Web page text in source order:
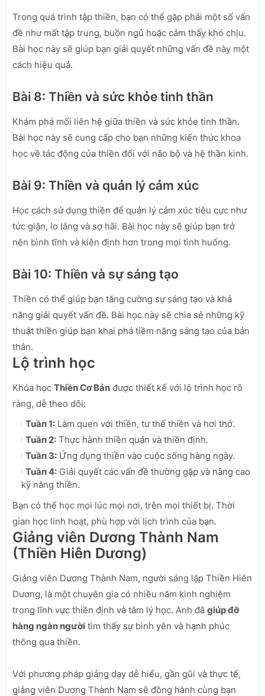
Trong quá trình tập thiền, bạn có thể gặp phải một số vấn
đề như mất tập trung, buồn ngủ hoặc cảm thấy khó chịu.
Bài học này sẽ giúp bạn giải quyết những vấn đề này một
cách hiệu quả.
Bài 8: Thiền và sức khỏe tinh thần
Khám phá mối liên hệ giữa thiền và sức khỏe tinh thần.
Bài học này sẽ cung cấp cho bạn những kiến thức khoa
học về tác động của thiền đối với não bộ và hệ thần kinh.
Bài 9: Thiền và quản lý cảm xúc
Học cách sử dụng thiền để quản lý cảm xúc tiêu cực như
tức giận, lo lắng và sợ hãi. Bài học này sẽ giúp bạn trở
nên bình tĩnh và kiên định hơn trong mọi tình huống.
Bài 10: Thiền và sự sáng tạo
Thiền có thể giúp bạn tăng cường sự sáng tạo và khả
năng giải quyết vấn đề. Bài học này sẽ chia sẻ những kỹ
thuật thiền giúp bạn khai phá tiềm năng sáng tạo của bản
thân.
Lộ trình học
Khóa học Thiền Cơ Bản được thiết kế với lộ trình học rõ
ràng, dễ theo dõi:
Tuần 1: Làm quen với thiền, tư thế thiền và hơi thở.
Tuần 2: Thực hành thiền quán và thiền định.
Tuần 3: Ứng dụng thiền vào cuộc sống hàng ngày.
Tuần 4: Giải quyết các vấn đề thường gặp và nâng cao
kỹ năng thiền.
Bạn có thể học mọi lúc mọi nơi, trên mọi thiết bị. Thời
gian học linh hoạt, phù hợp với lịch trình của bạn.
Giảng viên Dương Thành Nam
(Thiền Hiên Dương)
Giảng viên Dương Thành Nam, người sáng lập Thiền Hiên
Dương, là một chuyên gia có nhiều năm kinh nghiệm
trong lĩnh vực thiền định và tâm lý học. Anh đã giúp đỡ
hàng ngàn người tìm thấy sự bình yên và hạnh phúc
thông qua thiền.
Với phương pháp giảng dạy dễ hiểu, gần gũi và thực tế,
giảng viên Dương Thành Nam sẽ đồng hành cùng bạn